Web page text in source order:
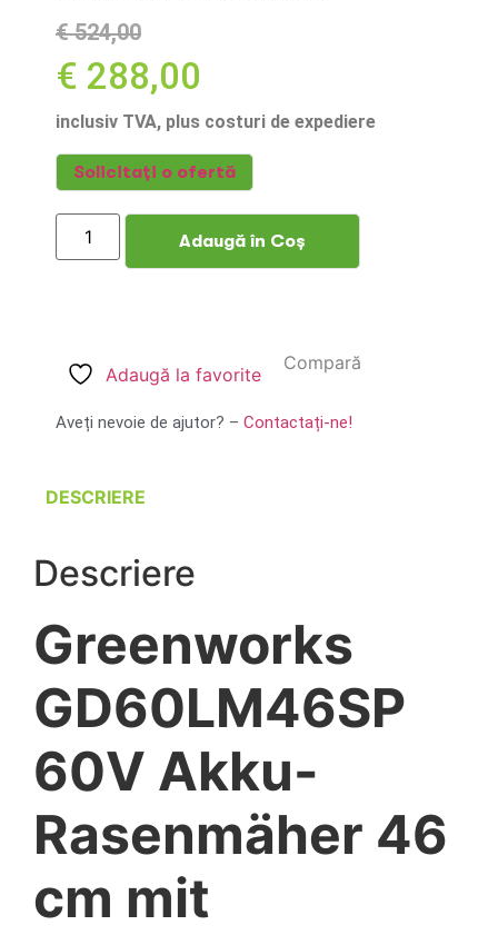
€524,00
€ 288,00
inclusiv TVA, plus costuri de expediere
Solicitați o ofertă
Adaugă în Coș
Adaugă la favorite
Compară
Aveți nevoie de ajutor? – Contactați-ne!
DESCRIERE
Descriere
Greenworks
GD60LM46SP
60V Akku-
Rasenmäher 46
cm mit